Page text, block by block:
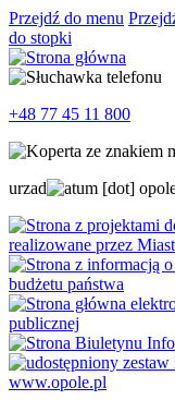
Przejdź do menu
do stopki
+48 77 45 11 800
urzad um [dot]